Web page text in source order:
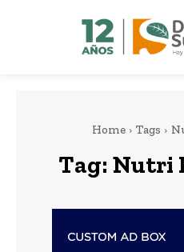
Home Tags
Tag: Nutri